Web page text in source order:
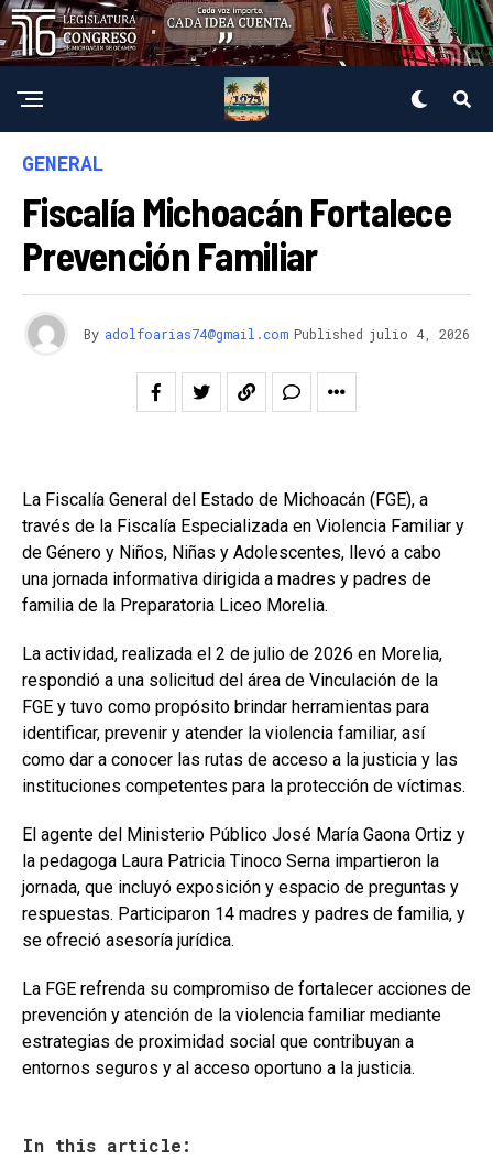
GENERAL
Fiscalía Michoacán Fortalece
Prevención Familiar
By adolfoarias74@gmail.com Published julio 4, 2026
La Fiscalía General del Estado de Michoacán (FGE), a
través de la Fiscalía Especializada en Violencia Familiar y
de Género y Niños, Niñas y Adolescentes, llevó a cabo
una jornada informativa dirigida a madres y padres de
familia de la Preparatoria Liceo Morelia.
La actividad, realizada el 2 de julio de 2026 en Morelia,
respondió a una solicitud del área de Vinculación de la
FGE y tuvo como propósito brindar herramientas para
identificar, prevenir y atender la violencia familiar, así
como dar a conocer las rutas de acceso a la justicia y las
instituciones competentes para la protección de víctimas.
El agente del Ministerio Público José María Gaona Ortiz y
la pedagoga Laura Patricia Tinoco Serna impartieron la
jornada, que incluyó exposición y espacio de preguntas y
respuestas. Participaron 14 madres y padres de familia, y
se ofreció asesoría jurídica.
La FGE refrenda su compromiso de fortalecer acciones de
prevención y atención de la violencia familiar mediante
estrategias de proximidad social que contribuyan a
entornos seguros y al acceso oportuno a la justicia.
In this article: